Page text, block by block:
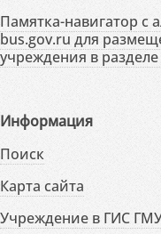
Памятка-навигатор с
bus.gov.ru для
учреждения в
Информация
Поиск
Карта сайта
Учреждение в ГИС